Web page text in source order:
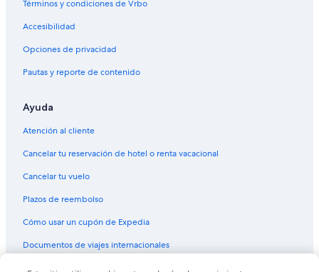
Hoteles con sauna en Erfurt
Hoteles con vista en Erfurt
Hoteles de senderismo en Erfurt
Moteles en Molsdorf
Apartamentos en Witzleben
Términos y condiciones de Vrbo
Accesibilidad
Opciones de privacidad
Pautas y reporte de contenido
Ayuda
Atención al cliente
Cancelar tu reservación de hotel o renta vacacional
Cancelar tu vuelo
Plazos de reembolso
Cómo usar un cupón de Expedia
Documentos de viajes internacionales